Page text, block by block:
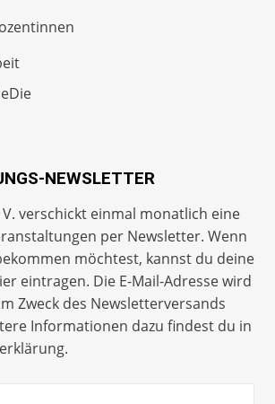
NEWSLETTER
verschickt einmal monatlich eine
per Newsletter. Wenn
möchtest, kannst du deine
eintragen. Die E-Mail-Adresse wird
Zweck des Newsletterversands
Informationen dazu findest du in
.